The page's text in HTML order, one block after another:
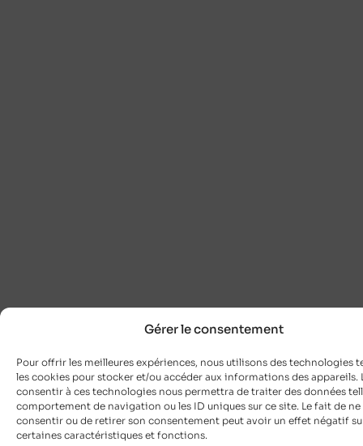
Gérer le consentement
Pour offrir les meilleures expériences, nous utilisons des technologies
les cookies pour stocker et/ou accéder aux informations des appareils.
consentir à ces technologies nous permettra de traiter des données
comportement de navigation ou les ID uniques sur ce site. Le fait de ne
consentir ou de retirer son consentement peut avoir un effet négatif
certaines caractéristiques et fonctions.